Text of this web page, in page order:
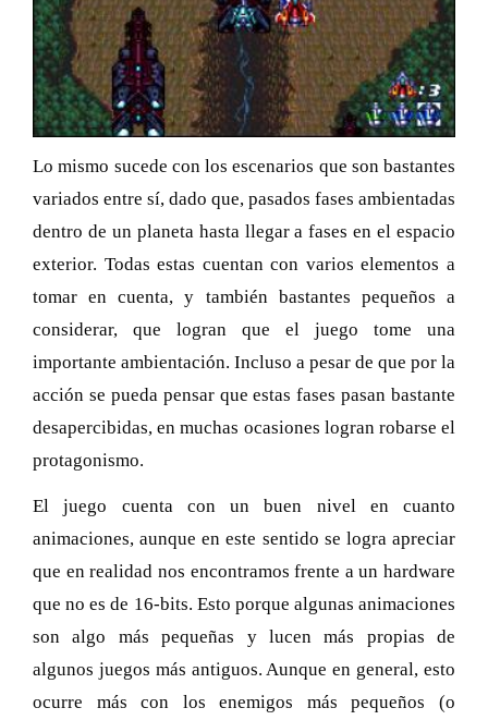
Lo mismo sucede con los escenarios que son bastantes
variados entre sí, dado que, pasados fases ambientadas
dentro de un planeta hasta llegar a fases en el espacio
exterior. Todas estas cuentan con varios elementos a
tomar en cuenta, y también bastantes pequeños a
considerar, que logran que el juego tome una
importante ambientación. Incluso a pesar de que por la
acción se pueda pensar que estas fases pasan bastante
desapercibidas, en muchas ocasiones logran robarse el
protagonismo.
El juego cuenta con un buen nivel en cuanto
animaciones, aunque en este sentido se logra apreciar
que en realidad nos encontramos frente a un hardware
que no es de 16-bits. Esto porque algunas animaciones
son algo más pequeñas y lucen más propias de
algunos juegos más antiguos. Aunque en general, esto
ocurre más con los enemigos más pequeños (o